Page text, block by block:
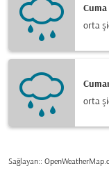
Cuma
orta
orta
Sağlayan::